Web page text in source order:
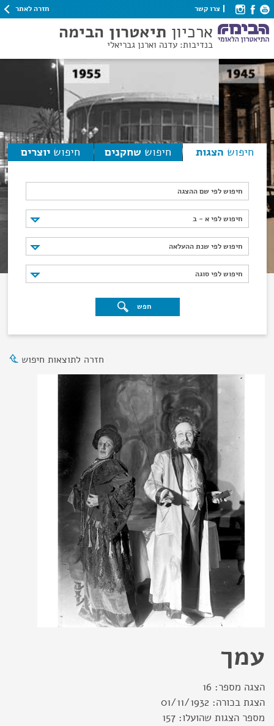
צרו קשר חזרה לאתר
ארכיון תיאטרון הבימה
בנדיבות: עדנה וארנן גבריאלי
חיפוש הצגות חיפוש שחקנים חיפוש יוצרים
חיפוש לפי שם ההצגה
חיפוש לפי א - ב
חיפוש לפי א - ב
חיפוש לפי שנת ההעלאה
חיפוש לפי שנת ההעלאה
חיפוש לפי סוגה
חיפוש לפי סוגה
חפש
חזרה לתוצאות חיפוש
עמך
הצגה מספר: 16
הצגת בכורה: 01/11/1932
מספר הצגות שהועלו: 157